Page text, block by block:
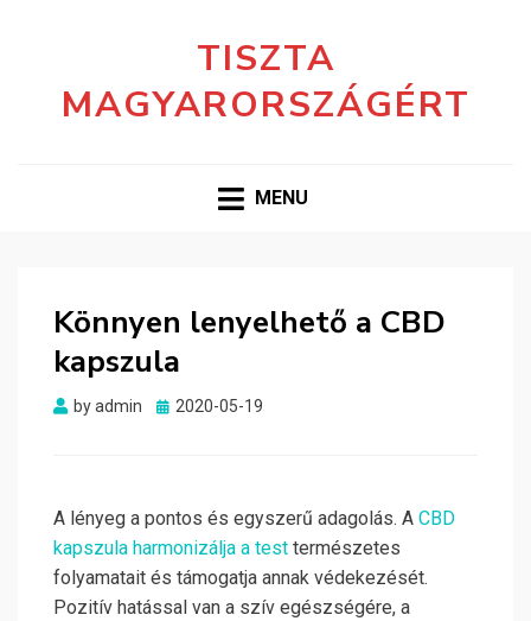
TISZTA
MAGYARORSZÁGÉRT
MENU
Könnyen lenyelhető a CBD
kapszula
byadmin
Posted
2020-05-19
A lényeg a pontos és egyszerű adagolás. A CBD
kapszula harmonizálja a test természetes
folyamatait és támogatja annak védekezését.
Pozitív hatással van a szív egészségére, a